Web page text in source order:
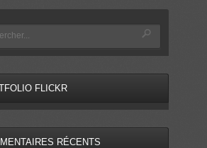
FLICKR
RÉCENTS